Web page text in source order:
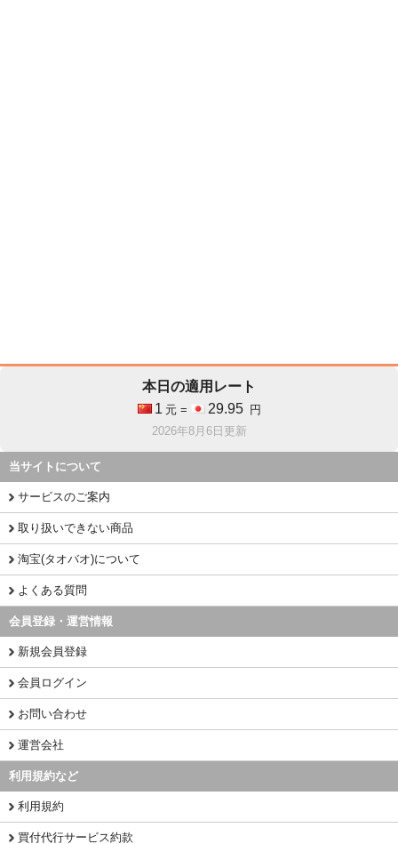
本日の適用レート
1 元 = 29.95
円
2026年8月6日更新
当サイトについて
サービスのご案内
取り扱いできない商品
淘宝(タオバオ)について
よくある質問
会員登録・運営情報
新規会員登録
会員ログイン
お問い合わせ
運営会社
利用規約など
利用規約
買付代行サービス約款